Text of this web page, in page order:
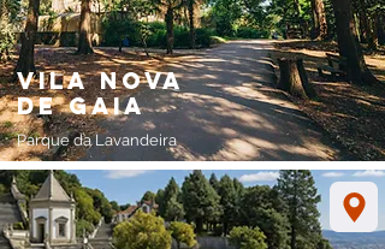
Vila Nova
de gaia
Parque da Lavandeira